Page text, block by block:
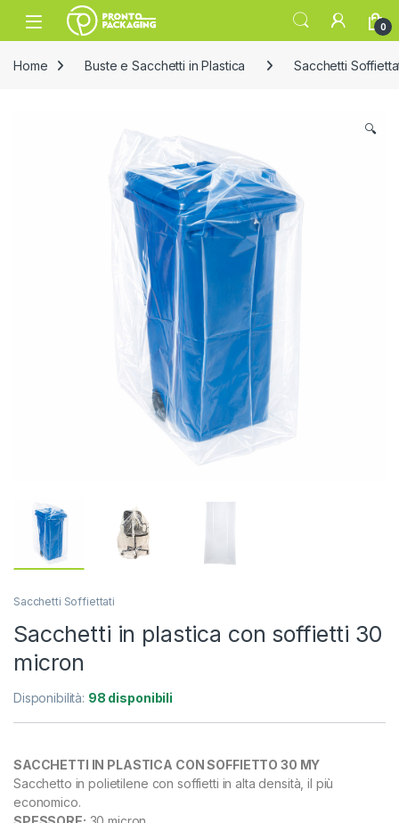
Skip to navigation
Skip to content
Open 0
Home Buste e Sacchetti in Plastica Sacchetti
🔍
Sacchetti Soffiettati
Sacchetti in plastica con soffietti 30
micron
Disponibilità: 98 disponibili
SACCHETTI IN PLASTICA CON SOFFIETTO 30 MY
Sacchetto in polietilene con soffietti in alta densità, il più
economico.